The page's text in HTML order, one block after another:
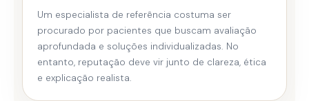
Um especialista de referência costuma ser
procurado por pacientes que buscam avaliação
aprofundada e soluções individualizadas. No
entanto, reputação deve vir junto de clareza, ética
e explicação realista.